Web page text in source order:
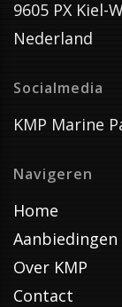
9605 PX Kiel-
Nederland
Socialmedia
KMP Marine
Navigeren
Home
Aanbiedingen
Over KMP
Contact